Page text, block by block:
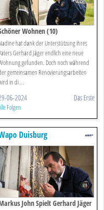
Wohnen (10)
hat dank der Unterstützung ihres
Gerhard Jäger endlich eine neue
gefunden. Doch noch während
gemeinsamen Renovierungsarbeiten
in di ...
06-2024 Das Erste
Folgen
Duisburg
John Spielt Gerhard Jäger